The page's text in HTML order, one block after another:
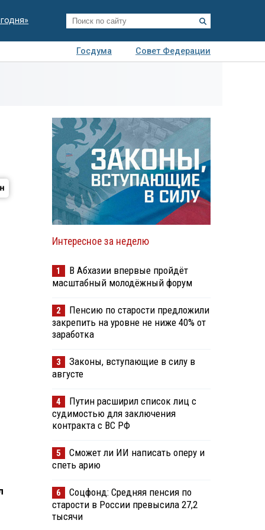
Госдума
Совет Федерации
Интересное за неделю
1
В Абхазии впервые пройдёт
масштабный молодёжный форум
2
Пенсию по старости предложили
закрепить на уровне не ниже 40% от
заработка
3
Законы, вступающие в силу в
августе
4
Путин расширил список лиц с
судимостью для заключения
контракта с ВС РФ
5
Сможет ли ИИ написать оперу и
спеть арию
6
Соцфонд: Средняя пенсия по
старости в России превысила 27,2
тысячи